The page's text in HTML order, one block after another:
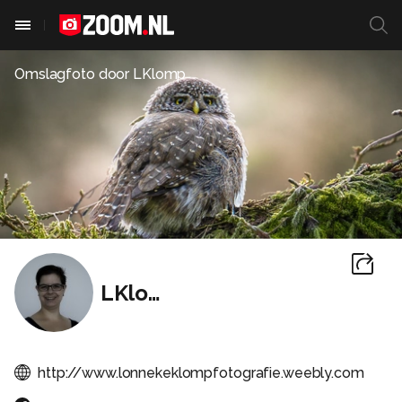
Omslagfoto door LKlomp
LKlomp
http://www.lonnekeklompfotografie.weebly.com